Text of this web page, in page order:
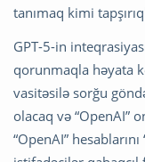
tanımaq kimi
GPT-5-in
qorunmaqla həyata
vasitəsilə sorğu
olacaq və “OpenAI”
“OpenAI”